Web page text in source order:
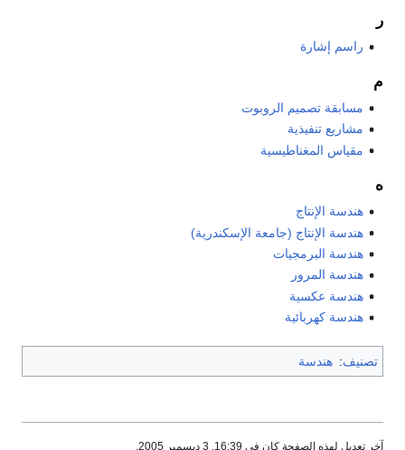
ر
راسم إشارة
م
مسابقة تصميم الروبوت
مشاريع تنفيذية
مقياس المغناطيسية
ه
هندسة الإنتاج
هندسة الإنتاج (جامعة الإسكندرية)
هندسة البرمجيات
هندسة المرور
هندسة عكسية
هندسة كهربائية
تصنيف: هندسة
آخر تعديل لهذه الصفحة كان في 16:39, 3 ديسمبر 2005.